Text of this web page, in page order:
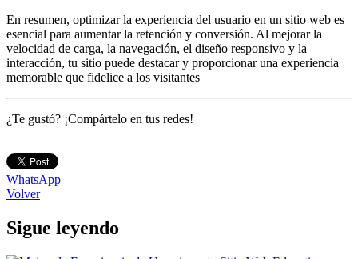
En resumen, optimizar la experiencia del usuario en un sitio web es
esencial para aumentar la retención y conversión. Al mejorar la
velocidad de carga, la navegación, el diseño responsivo y la
interacción, tu sitio puede destacar y proporcionar una experiencia
memorable que fidelice a los visitantes
¿Te gustó? ¡Compártelo en tus redes!
WhatsApp
Volver
Sigue leyendo